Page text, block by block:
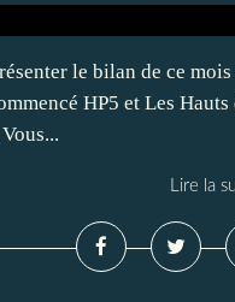
le bilan de ce
HP5 et Les
Lire la